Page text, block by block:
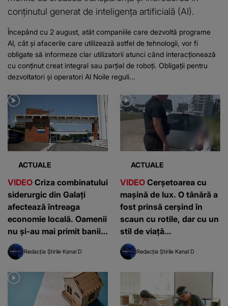
conținutul generat de inteligența artificială (AI).
Începând cu 2 august, atât companiile care dezvoltă programe
AI, cât și afacerile care utilizează astfel de tehnologii, vor fi
obligate să informeze clar utilizatorii atunci când interacționează
cu conținut creat integral sau parțial de roboți. Obligații pentru
dezvoltatori și operatori AI Noile reguli...
ACTUALE
VIDEO Criza combinatului
siderurgic din Galați
afectează întreaga
economie locală. Oamenii
nu și-au mai primit banii
de câteva luni: „E foarte
greu”Redacția Știrile Kanal D
ACTUALE
VIDEO Cerșetoarea cu
mașină de lux. O tânără a
fost prinsă cerșind în
scaun cu rotile, dar cu un
stil de viață
contradictoriu
Redacția Știrile Kanal D